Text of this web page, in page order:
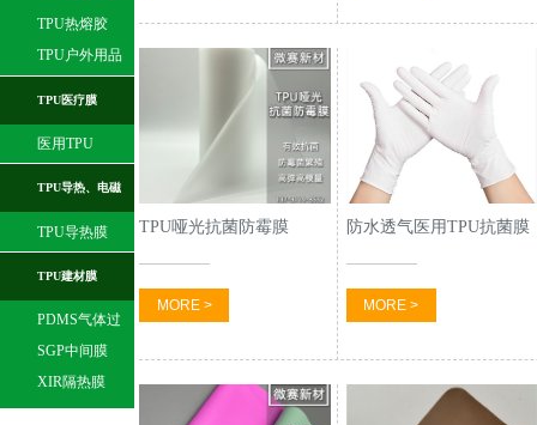
TPU热熔胶
TPU户外用品
TPU医疗膜
医用TPU
TPU导热、电磁
膜
TPU导热膜
TPU建材膜
PDMS气体过
滤膜
SGP中间膜
XIR隔热膜
TPU哑光抗菌防霉膜
MORE >
防水透气医用TPU抗菌膜
MORE >